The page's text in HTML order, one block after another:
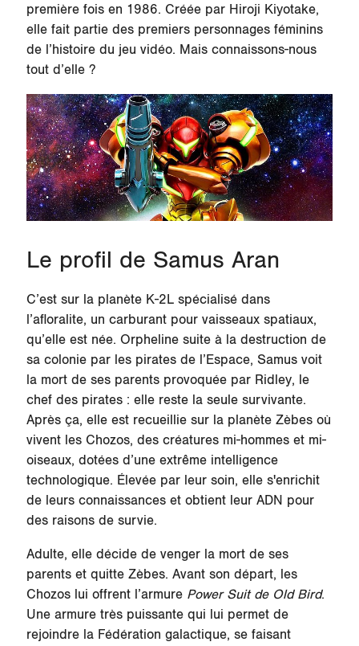
première fois en 1986. Créée par Hiroji Kiyotake,
elle fait partie des premiers personnages féminins
de l’histoire du jeu vidéo. Mais connaissons-nous
tout d’elle ?
Le profil de Samus Aran
C’est sur la planète K-2Lspécialisé dans
l’afloralite, un carburant pour vaisseaux spatiaux,
qu’elle est née. Orpheline suite à la destruction de
sa colonie par les pirates de l’Espace, Samus voit
la mort de ses parents provoquée par Ridley, le
chef des pirates : elle reste la seule survivante.
Après ça, elle est recueillie sur la planète Zèbes où
vivent les Chozos, des créatures mi-hommes et mi-
oiseaux, dotées d’une extrême intelligence
technologique. Élevée par leur soin, elle s'enrichit
de leurs connaissances et obtient leur ADN pour
des raisons de survie.
Adulte, elle décide de venger la mort de ses
parents et quitte Zèbes. Avant son départ, les
Chozos lui offrent l’armure Power Suit de Old Bird.
Une armure très puissante qui lui permet de
rejoindre la Fédération galactique, se faisant